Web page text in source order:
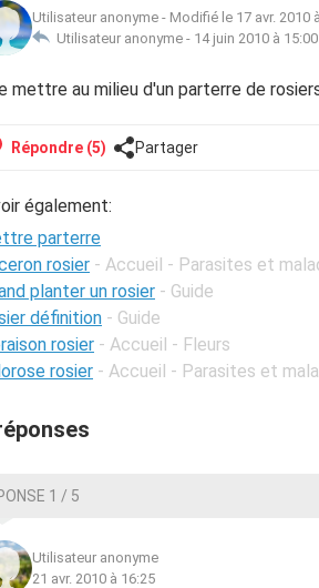
Utilisateur anonyme - Modifié le 17 avr. 2010
Utilisateur anonyme - 14 juin 2010 à 15:00
mettre au milieu d'un parterre de
Répondre (5) Partager
également:
parterre
rosier - Accueil - Parasites et
planter un rosier - Guide
définition - Guide
rosier - Accueil - Fleurs
rosier - Accueil - Parasites et
1 / 5
Utilisateur anonyme
21 avr. 2010 à 16:25